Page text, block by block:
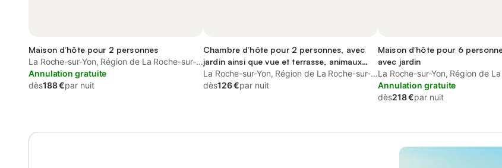
Maison d’hôte pour 2 personnes
La Roche-sur-Yon, Région de La Roche-sur-
Yon
Annulation gratuite
dès188 €par nuit
Chambre d’hôte pour 2 personnes, avec
jardin ainsi que vue et terrasse, animaux
acceptés
La Roche-sur-Yon, Région de La Roche-sur-
Yon
dès126 €par nuit
Maison d’hôte pour 6
avec jardin
La Roche-sur-Yon, Région de
Yon
Annulation gratuite
dès218 €par nuit